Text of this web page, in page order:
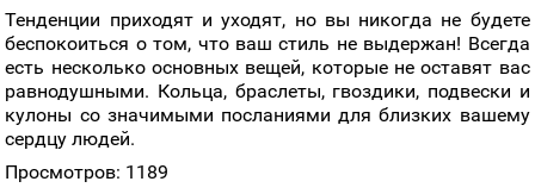
Тенденции приходят и уходят, но вы никогда не будете
беспокоиться о том, что ваш стиль не выдержан! Всегда
есть несколько основных вещей, которые не оставят вас
равнодушными. Кольца, браслеты, гвоздики, подвески и
кулоны со значимыми посланиями для близких вашему
сердцу людей.
Просмотров: 1189